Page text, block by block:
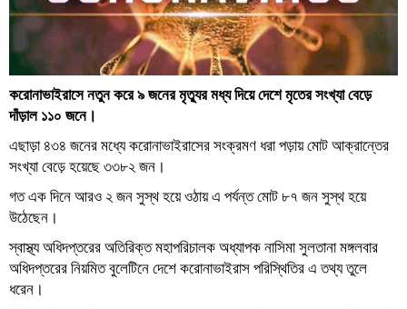
করোনাভাইরাসে নতুন করে ৯ জনের মৃত্যুর মধ্য দিয়ে দেশে মৃতের সংখ্যা বেড়ে
দাঁড়াল ১১০ জনে।
এছাড়া ৪৩৪ জনের মধ্যে করোনাভাইরাসের সংক্রমণ ধরা পড়ায় মোট আক্রান্তের
সংখ্যা বেড়ে হয়েছে ৩৩৮২ জন।
গত এক দিনে আরও ২ জন সুস্থ হয়ে ওঠায় এ পর্যন্ত মোট ৮৭ জন সুস্থ হয়ে
উঠেছেন।
স্বাস্থ্য অধিদপ্তরের অতিরিক্ত মহাপরিচালক অধ্যাপক নাসিমা সুলতানা মঙ্গলবার
অধিদপ্তরের নিয়মিত বুলেটিনে দেশে করোনাভাইরাস পরিস্থিতির এ তথ্য তুলে
ধরেন।